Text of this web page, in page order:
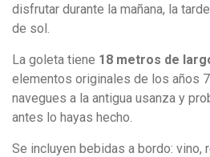
disfrutar durante la mañana, la
de sol.
La goleta tiene 18 metros de
elementos originales de los años
navegues a la antigua usanza y
antes lo hayas hecho.
Se incluyen bebidas a bordo: vino,